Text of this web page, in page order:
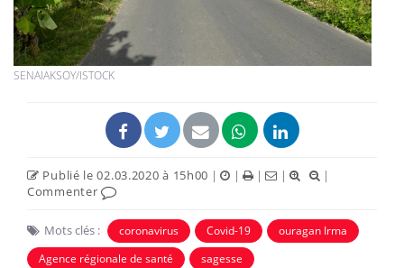
SENAIAKSOY/ISTOCK
Publié le 02.03.2020 à 15h00 | | | |
|
Commenter
Mots clés : coronavirus Covid-19
ouragan Irma
Agence régionale de santé
sagesse